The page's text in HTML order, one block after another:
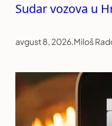
Sudar vozova u
avgust 8, 2026.Miloš